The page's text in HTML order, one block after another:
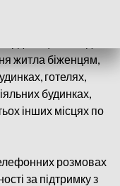
житла біженцям,
готелях,
будинках,
інших місцях по
розмовах
за підтримку з